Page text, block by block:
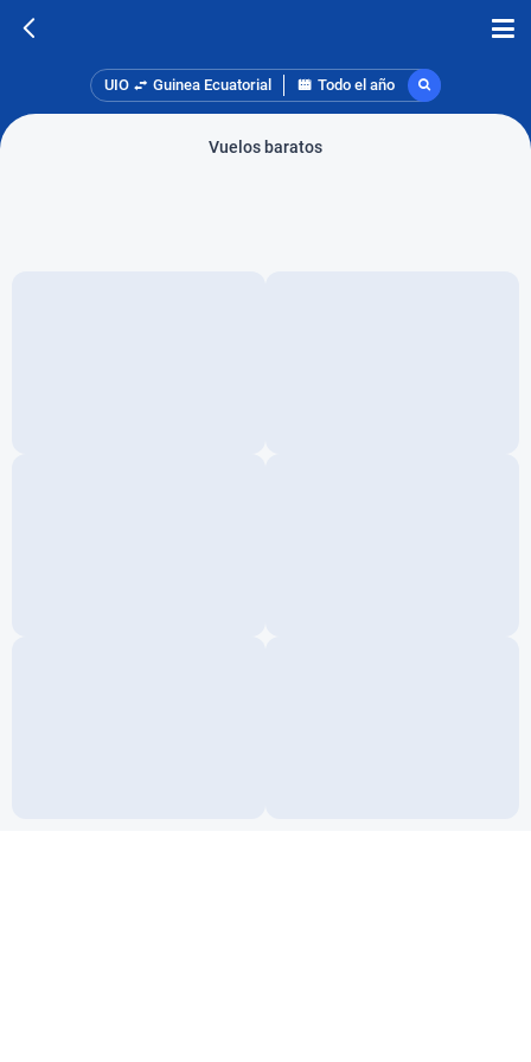
UIO Guinea Ecuatorial Todo el año
Vuelos baratos